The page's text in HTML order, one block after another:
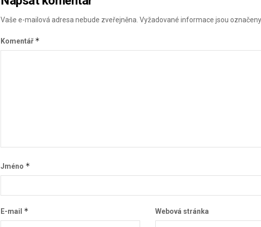
Vaše e-mailová adresa nebude zveřejněna. Vyžadované informace jsou
Komentář *
Jméno *
E-mail * Webová stránka